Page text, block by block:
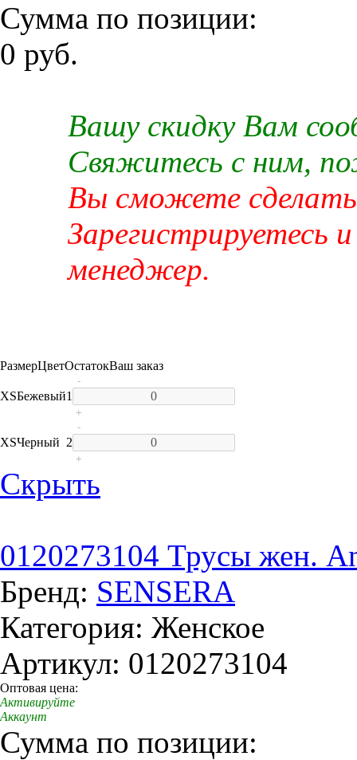
Сумма по позиции:
0 руб.
Вашу скидку Вам
Свяжитесь с ним,
Вы сможете сделать
Зарегистрируетесь
менеджер.
РазмерЦветОстатокВаш заказ
XSБежевый1
-
+
XSЧерный 2
-
+
Скрыть
0120273104 Трусы жен.
Бренд: SENSERA
Категория: Женское
Артикул: 0120273104
Оптовая цена:
Активируйте
Аккаунт
Сумма по позиции: